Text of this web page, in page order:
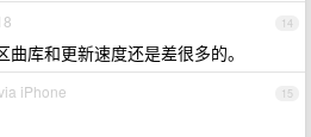
14
曲库和更新速度还是差很多的。
15
iPhone